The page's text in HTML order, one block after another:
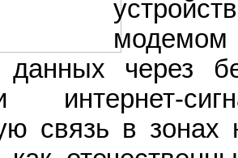
данных через
интернет-
связь в зонах